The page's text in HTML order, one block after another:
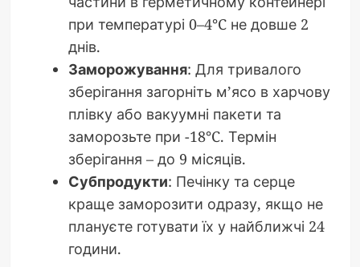
при температурі 0–4°C не довше 2
днів.
Заморожування: Для тривалого
зберігання загорніть м’ясо в харчову
плівку або вакуумні пакети та
заморозьте при -18°C. Термін
зберігання – до 9 місяців.
Субпродукти: Печінку та серце
краще заморозити одразу, якщо не
плануєте готувати їх у найближчі 24
години.